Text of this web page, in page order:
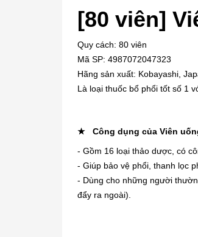
[80 viên]
Quy cách: 80 viên
Mã SP: 4987072047323
Hãng sản xuất: Kobayashi,
Là loại thuốc bổ phổi tốt số 1
★ Công dụng của Viên
- Gồm 16 loại thảo dược, có
- Giúp bảo vệ phổi, thanh lọc
- Dùng cho những người
đẩy ra ngoài).